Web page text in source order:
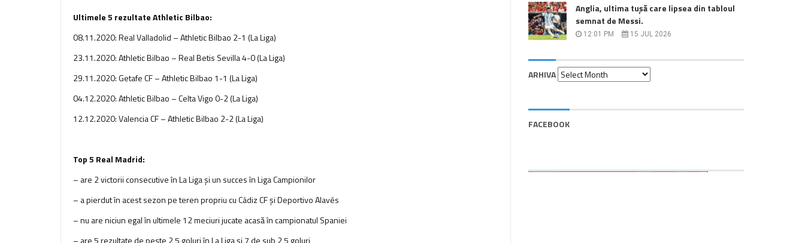
Ultimele 5 rezultate Athletic Bilbao:
08.11.2020: Real Valladolid – Athletic Bilbao 2-1 (La Liga)
23.11.2020: Athletic Bilbao – Real Betis Sevilla 4-0 (La Liga)
29.11.2020: Getafe CF – Athletic Bilbao 1-1 (La Liga)
04.12.2020: Athletic Bilbao – Celta Vigo 0-2 (La Liga)
12.12.2020: Valencia CF – Athletic Bilbao 2-2 (La Liga)
Top 5 Real Madrid:
– are 2 victorii consecutive în La Liga şi un succes în Liga Campionilor
– a pierdut în acest sezon pe teren propriu cu Cádiz CF şi Deportivo Alavés
– nu are niciun egal în ultimele 12 meciuri jucate acasă în campionatul Spaniei
– are 5 rezultate de peste 2,5 goluri în La Liga şi 7 de sub 2,5 goluri
Anglia, ultima tușă care lipsea din tabloul
semnat de Messi.
12:01 PM 15 JUL 2026
ARHIVA
Arhiva
FACEBOOK